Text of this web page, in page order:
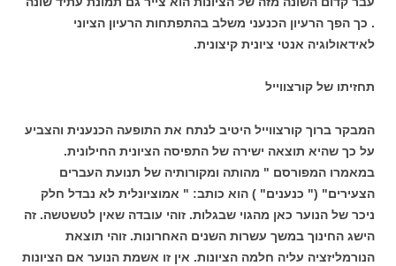
. כך הפך הרעיון הכנעני משלב בהתפתחות הרעיון הציוני
לאידאולוגיה אנטי ציונית קיצונית.
תחזיתו של קורצווייל
המבקר ברוך קורצווייל היטיב לנתח את התופעה הכנענית והצביע
על כך שהיא תוצאה ישירה של התפיסה הציונית החילונית.
במאמרו המפורסם " מהותה ומקורותיה של תנועת העברים
הצעירים" (" כנענים" ) הוא כותב: " אמוציונלית לא נבדל חלק
ניכר של הנוער כאן מהגוי שבגלות. זוהי עובדה שאין לטשטשה. זה
הישג החינוך במשך עשרות השנים האחרונות. זוהי תוצאת
הנורמליזציה עליה חלמה הציונות. אין זו אשמת הנוער אם הציונות